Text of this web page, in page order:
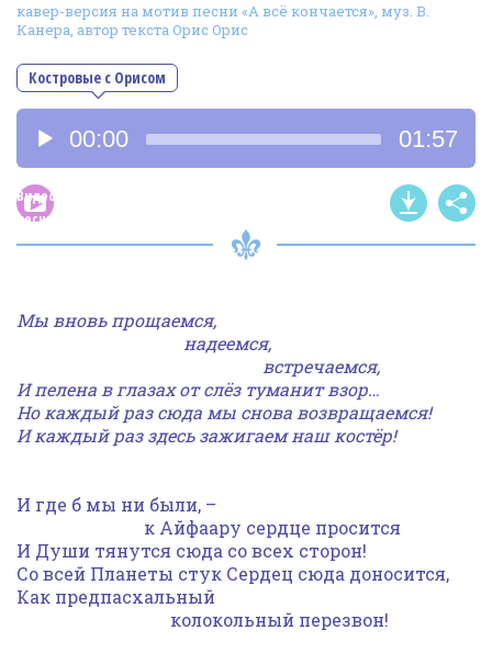
Фотогалерея
In English
Видео
Ииссиидиология
Номера песен
кавер-версия на мотив песни «А всё кончается», муз. В.
Канера, автор текста Орис Орис
Костровые с Орисом
Аудиоплеер
00:00 01:57
Видео
песни
Мы вновь прощаемся,
надеемся,
встречаемся,
И пелена в глазах от слёз туманит взор…
Но каждый раз сюда мы снова возвращаемся!
И каждый раз здесь зажигаем наш костёр!
И где б мы ни были, –
к Айфаару сердце просится
И Души тянутся сюда со всех сторон!
Со всей Планеты стук Сердец сюда доносится,
Как предпасхальный
колокольный перезвон!